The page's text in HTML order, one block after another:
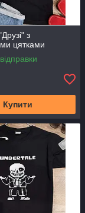
з
цятками
Купити